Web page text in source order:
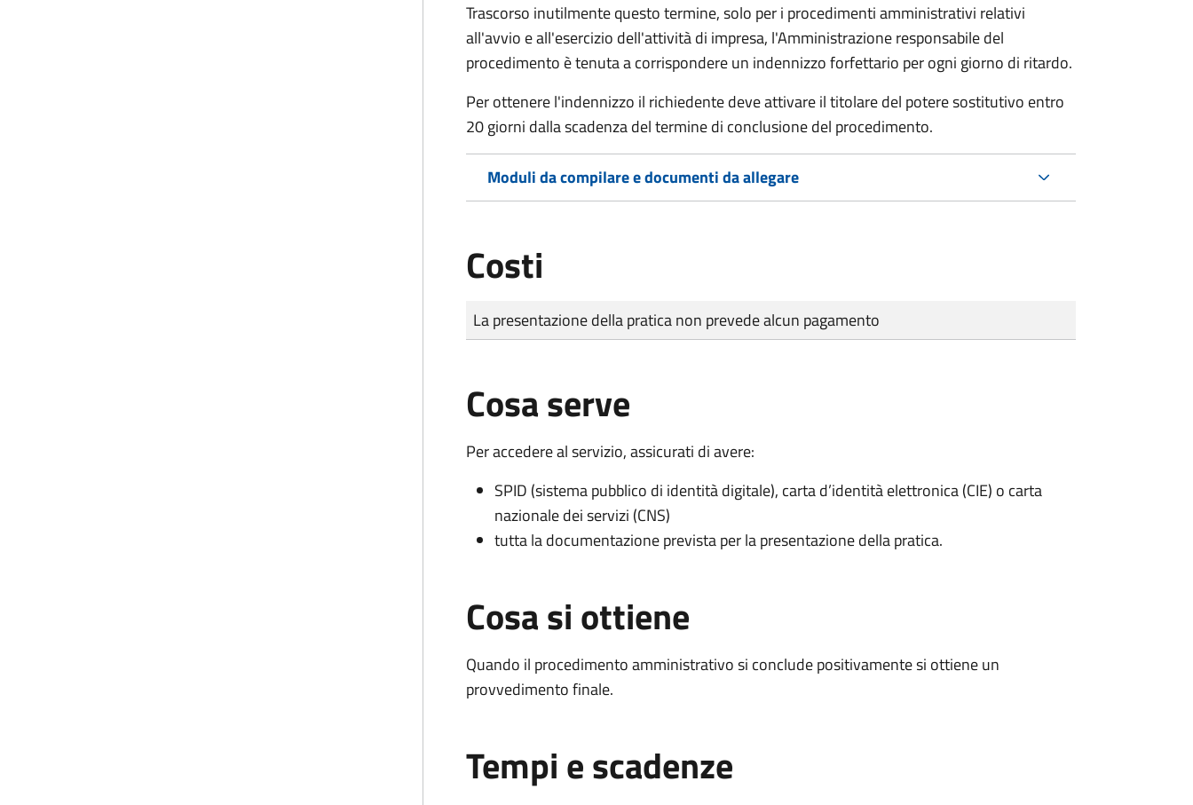
Trascorso inutilmente questo termine,solo per i procedimenti amministrativi relativi
all'avvio e all'esercizio dell'attività di impresa, l'Amministrazione responsabile del
procedimento è tenuta a corrispondere un indennizzo forfettario per ogni giorno di ritardo.
Per ottenere l'indennizzo il richiedente deve attivare il titolare del potere sostitutivo entro
20 giorni dalla scadenza del termine di conclusione del procedimento.
Moduli da compilare e documenti da allegare
Costi
Tipo di pagamento
Importo
La presentazione della pratica non prevede alcun pagamento
Cosa serve
Per accedere al servizio, assicurati di avere:
SPID (sistema pubblico di identità digitale), carta d’identità elettronica (CIE) o carta
nazionale dei servizi (CNS)
tutta la documentazione prevista per la presentazione della pratica.
Cosa si ottiene
Quando il procedimento amministrativo si conclude positivamente si ottiene un
provvedimento finale.
Tempi e scadenze